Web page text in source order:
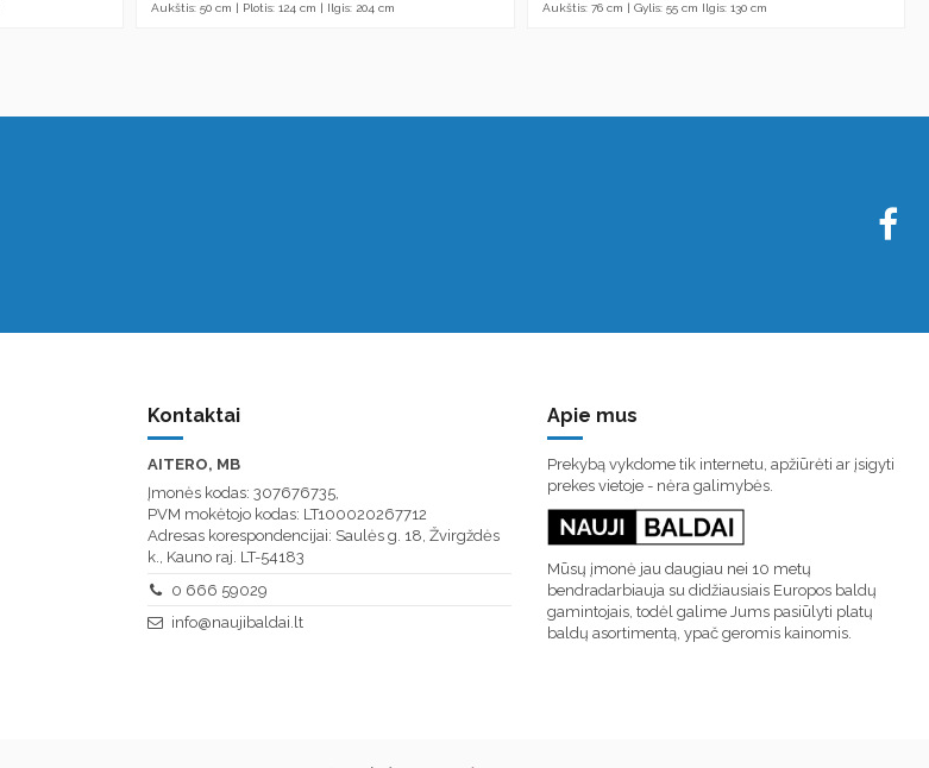
Aukštis: 50 cm | Plotis: 124 cm | Ilgis: 204 cm Aukštis: 76 cm | Gylis: 55 cm Ilgis: 130 cm
Kontaktai
AITERO, MB
Įmonės kodas: 307676735,
PVM mokėtojo kodas: LT100020267712
Adresas korespondencijai: Saulės g. 18, Žvirgždės
k., Kauno raj. LT-54183
0 666 59029
info@naujibaldai.lt
Apie mus
Prekybą vykdome tik internetu, apžiūrėti ar įsigyti
prekes vietoje - nėra galimybės.
Mūsų įmonė jau daugiau nei 10 metų
bendradarbiauja su didžiausiais Europos baldų
gamintojais, todėl galime Jums pasiūlyti platų
baldų asortimentą, ypač geromis kainomis.